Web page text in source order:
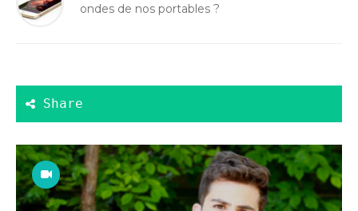
ondes de nos portables ?